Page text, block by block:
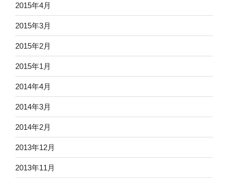
2015年4月
2015年3月
2015年2月
2015年1月
2014年4月
2014年3月
2014年2月
2013年12月
2013年11月